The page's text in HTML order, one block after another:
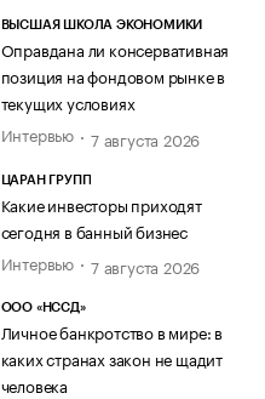
ВЫСШАЯ ШКОЛА ЭКОНОМИКИ
Оправдана ли консервативная
позиция на фондовом рынке в
текущих условиях
Интервью
7 августа 2026
ЦАРАН ГРУПП
Какие инвесторы приходят
сегодня в банный бизнес
Интервью
7 августа 2026
ООО «НССД»
Личное банкротство в мире: в
каких странах закон не щадит
человека